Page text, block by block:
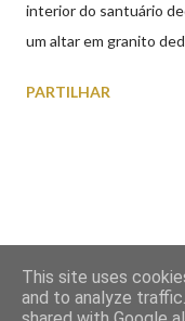
interior do santuário
um altar em granito
uma capela dedicada
Siracusa) conta que
sofreu perseguições
PARTILHAR
This site uses
and to analyze